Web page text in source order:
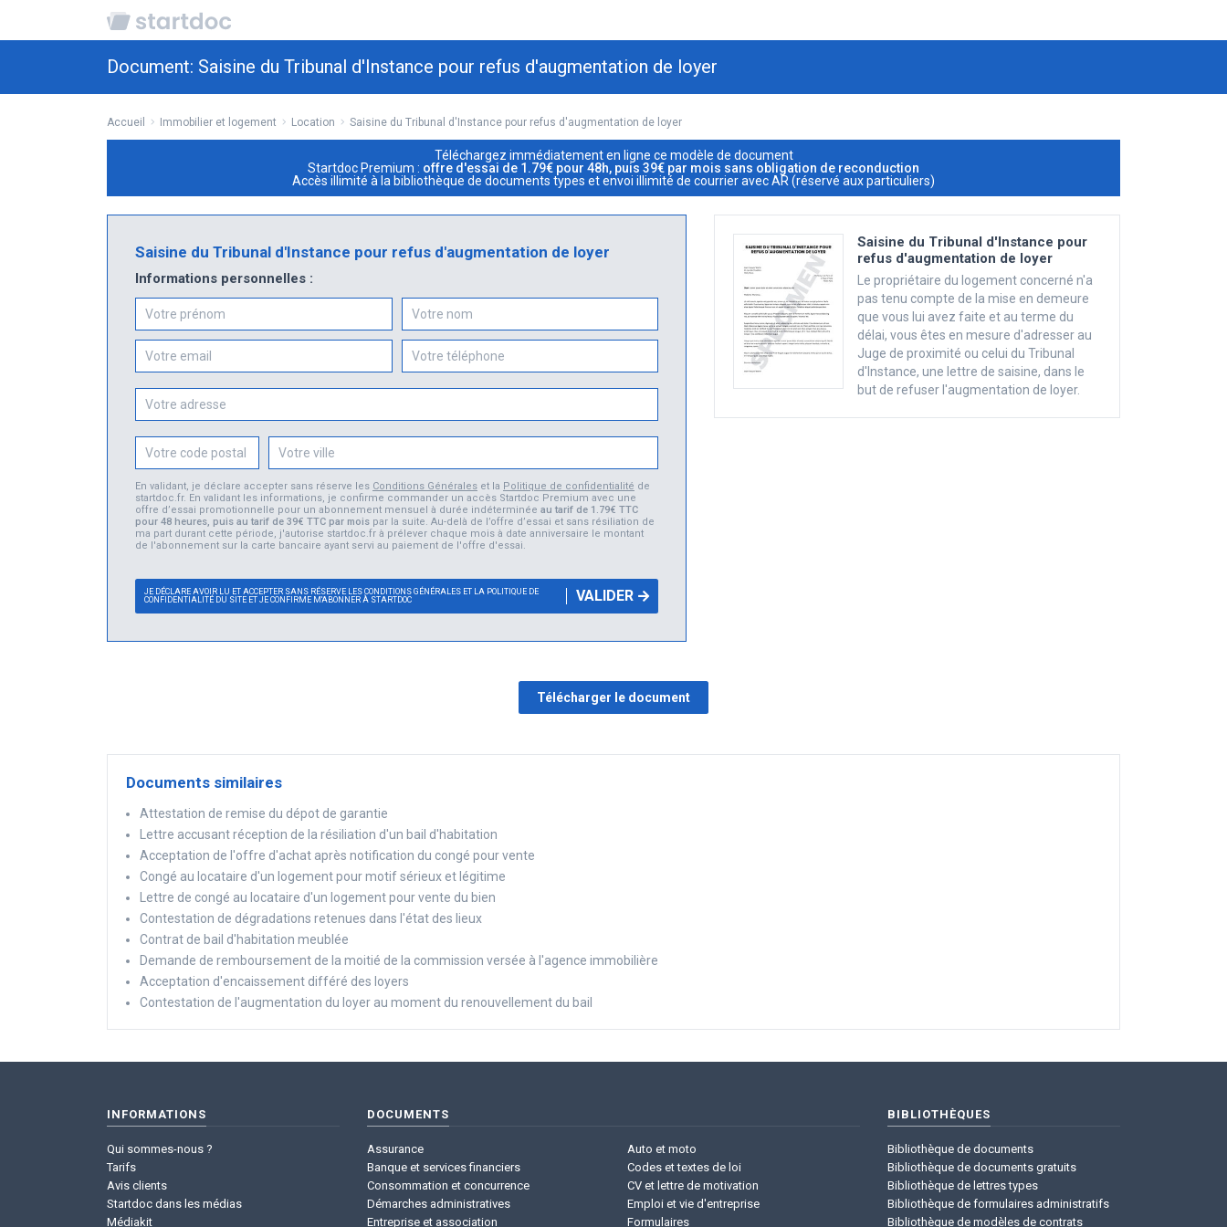
Document: Saisine du Tribunal d'Instance pour refus d'augmentation de loyer
Accueil Immobilier et logement Location Saisine du Tribunal d'Instance pour refus d'augmentation de loyer
Téléchargez immédiatement en ligne ce modèle de document
Startdoc Premium : offre d'essai de 1.79€ pour 48h, puis 39€ par mois sans obligation de reconduction
Accès illimité à la bibliothèque de documents types et envoi illimité de courrier avec AR (réservé aux particuliers)
Saisine du Tribunal d'Instance pour refus d'augmentation de loyer
Informations personnelles :
En validant, je déclare accepter sans réserve les Conditions Générales et la Politique de confidentialité de
startdoc.fr. En validant les informations, je confirme commander un accès Startdoc Premium avec une
offre d’essai promotionnelle pour un abonnement mensuel à durée indéterminée au tarif de 1.79€ TTC
pour 48 heures, puis au tarif de 39€ TTC par mois par la suite. Au-delà de l’offre d’essai et sans résiliation de
ma part durant cette période, j'autorise startdoc.fr à prélever chaque mois à date anniversaire le montant
de l'abonnement sur la carte bancaire ayant servi au paiement de l'offre d'essai.
JE DÉCLARE AVOIR LU ET ACCEPTER SANS RÉSERVE LES CONDITIONS GÉNÉRALES ET LA POLITIQUE DE
CONFIDENTIALITÉ DU SITE ET JE CONFIRME M'ABONNER À STARTDOC
VALIDER
Saisine du Tribunal d'Instance pour
refus d'augmentation de loyer
Le propriétaire du logement concerné n'a
pas tenu compte de la mise en demeure
que vous lui avez faite et au terme du
délai, vous êtes en mesure d'adresser au
Juge de proximité ou celui du Tribunal
d'Instance, une lettre de saisine, dans le
but de refuser l'augmentation de loyer.
Télécharger le document
Documents similaires
Attestation de remise du dépot de garantie
Lettre accusant réception de la résiliation d'un bail d'habitation
Acceptation de l'offre d'achat après notification du congé pour vente
Congé au locataire d'un logement pour motif sérieux et légitime
Lettre de congé au locataire d'un logement pour vente du bien
Contestation de dégradations retenues dans l'état des lieux
Contrat de bail d'habitation meublée
Demande de remboursement de la moitié de la commission versée à l'agence immobilière
Acceptation d'encaissement différé des loyers
Contestation de l'augmentation du loyer au moment du renouvellement du bail
INFORMATIONS
Qui sommes-nous ?
Tarifs
Avis clients
Startdoc dans les médias
Médiakit
DOCUMENTS
Assurance
Auto et moto
Banque et services financiers
Codes et textes de loi
Consommation et concurrence
CV et lettre de motivation
Démarches administratives
Emploi et vie d'entreprise
Entreprise et association
Formulaires
BIBLIOTHÈQUES
Bibliothèque de documents
Bibliothèque de documents gratuits
Bibliothèque de lettres types
Bibliothèque de formulaires administratifs
Bibliothèque de modèles de contrats